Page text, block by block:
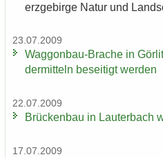
erz­ge­bir­ge Natur und
23.07.2009
Waggonbau-​Brache in
der­mit­teln be­sei­tigt wer­den
22.07.2009
Brü­cken­bau in Lau­ter­bach
17.07.2009